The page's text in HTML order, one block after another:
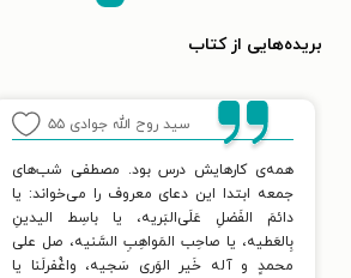
بریده‌هایی از کتاب
سید روح الله جوادی ۵۵
همه‌ی کارهایش درس بود. مصطفی شب‌های
جمعه ابتدا این دعای معروف را می‌خواند: یا
دائمَ الفَضلِ عَلَی‌البَریه، یا باسِط الیدینِ
بِالعَطیه، یا صاحِب المَواهِبِ السَّنیه، صل علی
محمدٍ و آله خَیر الوَری سَجیه، واغْفرلَنا یا